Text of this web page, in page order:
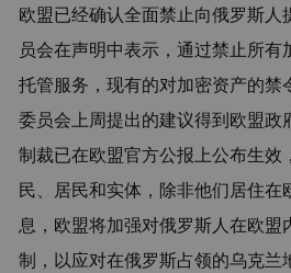
欧盟已经确认全面禁止向俄罗斯人
员会在声明中表示，通过禁止所
托管服务，现有的对加密资产的禁
委员会上周提出的建议得到欧盟政
制裁已在欧盟官方公报上公布生效
民、居民和实体，除非他们居住在
息，欧盟将加强对俄罗斯人在欧盟
制，以应对在俄罗斯占领的乌克兰